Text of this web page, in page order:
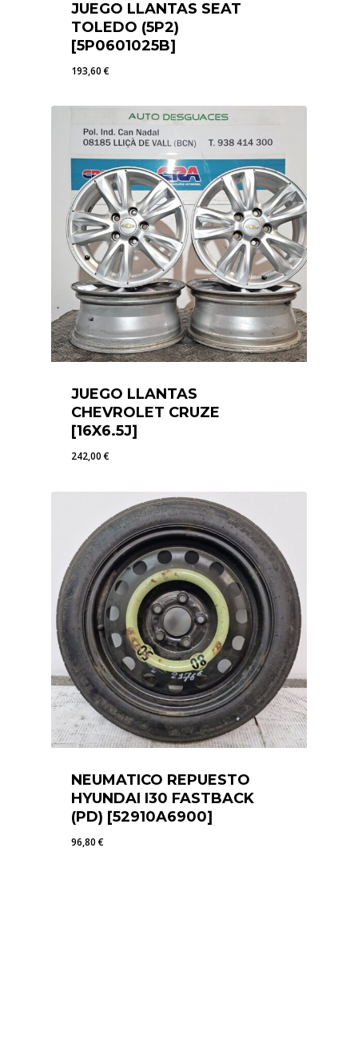
JUEGO LLANTAS SEAT
TOLEDO (5P2)
[5P0601025B]
193,60€
JUEGO LLANTAS
CHEVROLET CRUZE
[16X6.5J]
242,00€
NEUMATICO REPUESTO
HYUNDAI I30 FASTBACK
(PD) [52910A6900]
96,80€